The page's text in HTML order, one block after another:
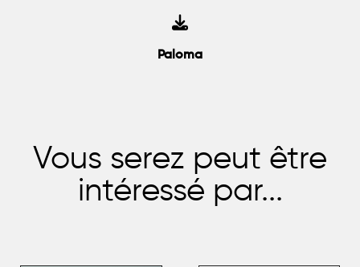
Paloma
Vous serez peut être
intéressé par...